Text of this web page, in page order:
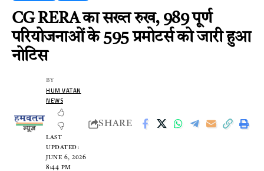
CG RERA का सख्त रुख, 989 पूर्ण
परियोजनाओं के 595 प्रमोटर्स को जारी हुआ
नोटिस
LAST
UPDATED:
JUNE 6, 2026
8:44 PM
BY
HUM VATAN
NEWS
SHARE